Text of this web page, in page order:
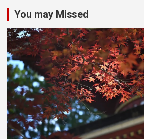
You may Missed